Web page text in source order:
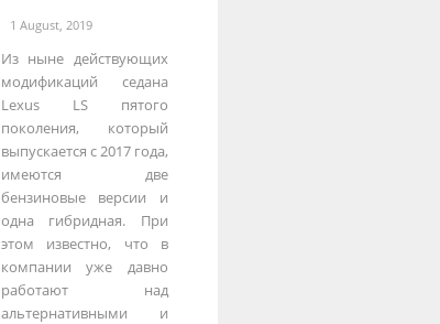
1 August, 2019
Из ныне действующих
модификаций седана
Lexus LS пятого
поколения, который
выпускается с 2017 года,
имеются две
бензиновые версии и
одна гибридная. При
этом известно, что в
компании уже давно
работают над
альтернативными и